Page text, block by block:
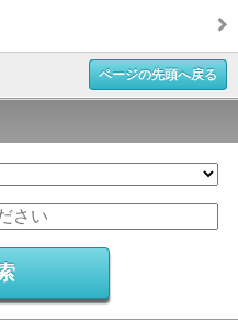
ページの先頭へ戻る